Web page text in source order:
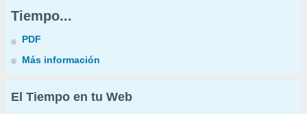
Tiempo...
PDF
Más información
El Tiempo en tu Web